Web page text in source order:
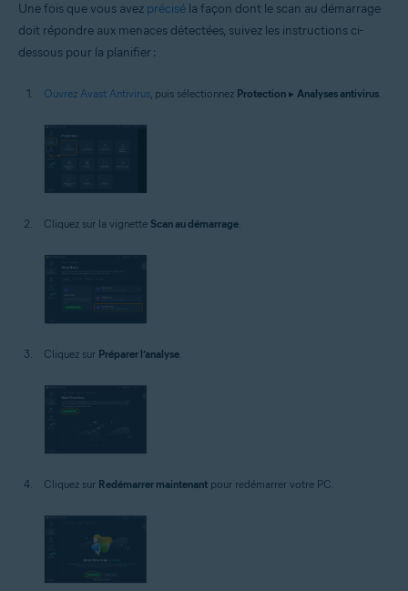
Une fois que vous avez précisé la façon dont le scan au démarrage
doit répondre aux menaces détectées, suivez les instructions ci-
dessous pour la planifier :
Ouvrez Avast Antivirus, puis sélectionnez Protection ▸ Analyses antivirus.
Cliquez sur la vignette Scan au démarrage.
Cliquez sur Préparer l’analyse
Cliquez sur Redémarrer maintenant pour redémarrer votre PC.